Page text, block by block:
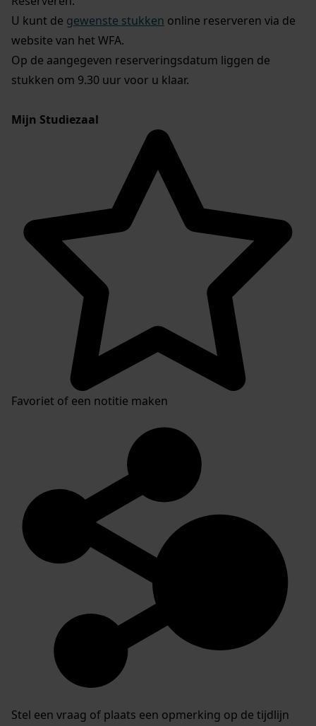
U kunt de gewenste stukken online reserveren via de
website van het WFA.
Op de aangegeven reserveringsdatum liggen de
stukken om 9.30 uur voor u klaar.
Mijn Studiezaal
Favoriet of een notitie maken
Stel een vraag of plaats een opmerking op de tijdlijn